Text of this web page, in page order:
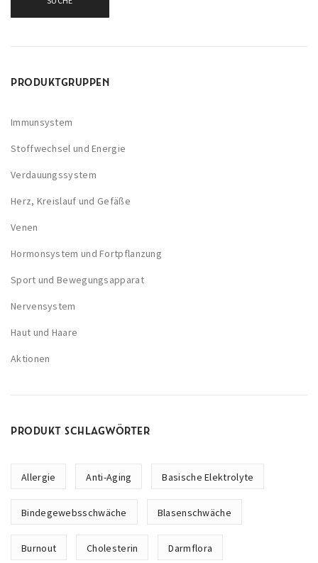
PRODUKTGRUPPEN
Immunsystem
Stoffwechsel und Energie
Verdauungssystem
Herz, Kreislauf und Gefäße
Venen
Hormonsystem und Fortpflanzung
Sport und Bewegungsapparat
Nervensystem
Haut und Haare
Aktionen
PRODUKT SCHLAGWÖRTER
Allergie Anti-Aging Basische Elektrolyte
Bindegewebsschwäche Blasenschwäche
Burnout Cholesterin Darmflora